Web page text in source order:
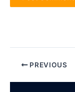
Post PREVIOUS